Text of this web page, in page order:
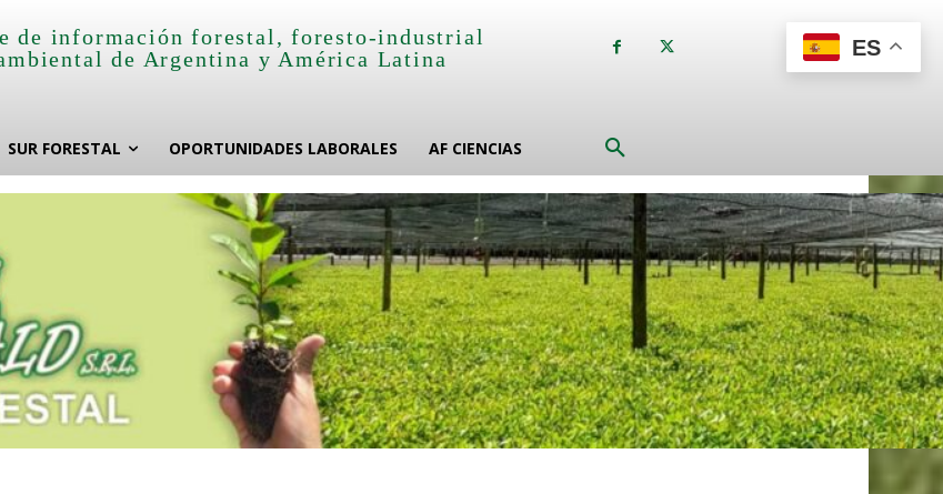
de información forestal, foresto-industrial
de Argentina y América Latina
SUR FORESTAL OPORTUNIDADES LABORALES AF CIENCIAS
ES